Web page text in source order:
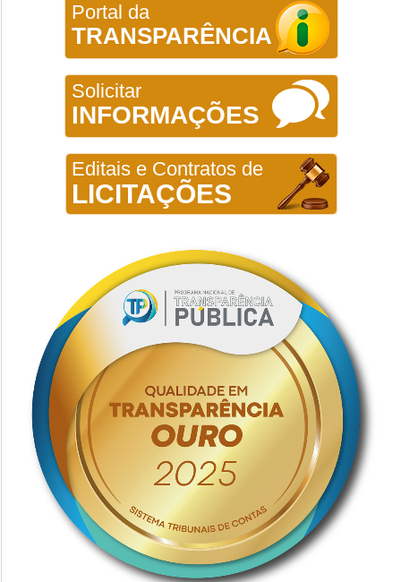
Portal da
TRANSPARÊNCIA
Solicitar
INFORMAÇÕES
Editais e Contratos de
LICITAÇÕES